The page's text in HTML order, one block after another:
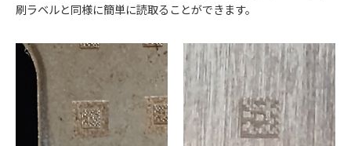
刷ラベルと同様に簡単に読取ることができます。